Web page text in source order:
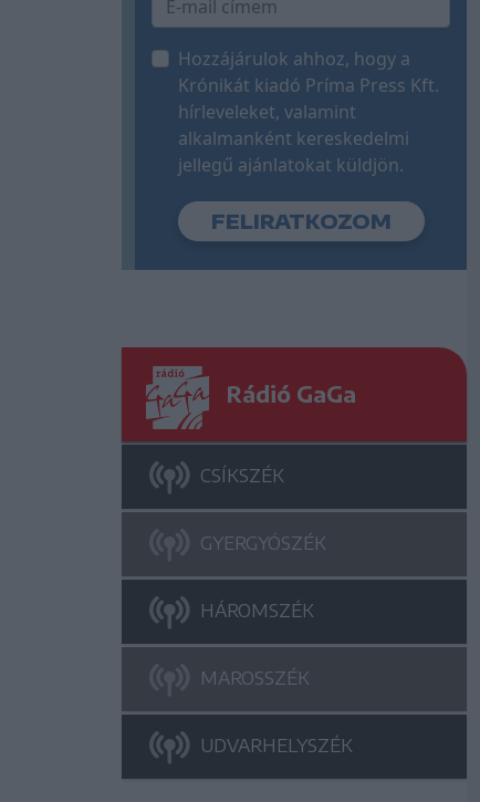
Hozzájárulok ahhoz, hogy a
Krónikát kiadó Príma Press Kft.
hírleveleket, valamint
alkalmanként kereskedelmi
jellegű ajánlatokat küldjön.
Rádió GaGa
CSÍKSZÉK
GYERGYÓSZÉK
HÁROMSZÉK
MAROSSZÉK
UDVARHELYSZÉK